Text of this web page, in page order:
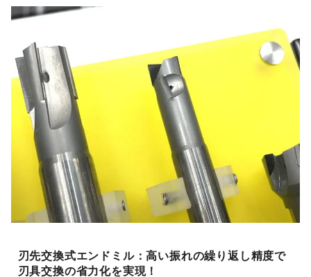
刃先交換式エンドミル：高い振れの繰り返し精度で
刃具交換の省力化を実現！